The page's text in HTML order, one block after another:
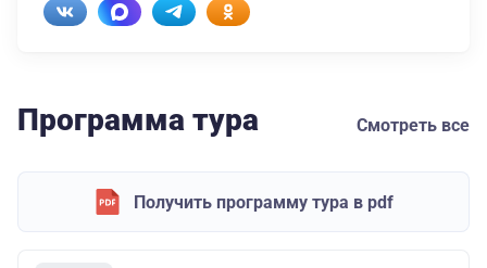
Программа тура Смотреть все
Получить программу тура в pdf